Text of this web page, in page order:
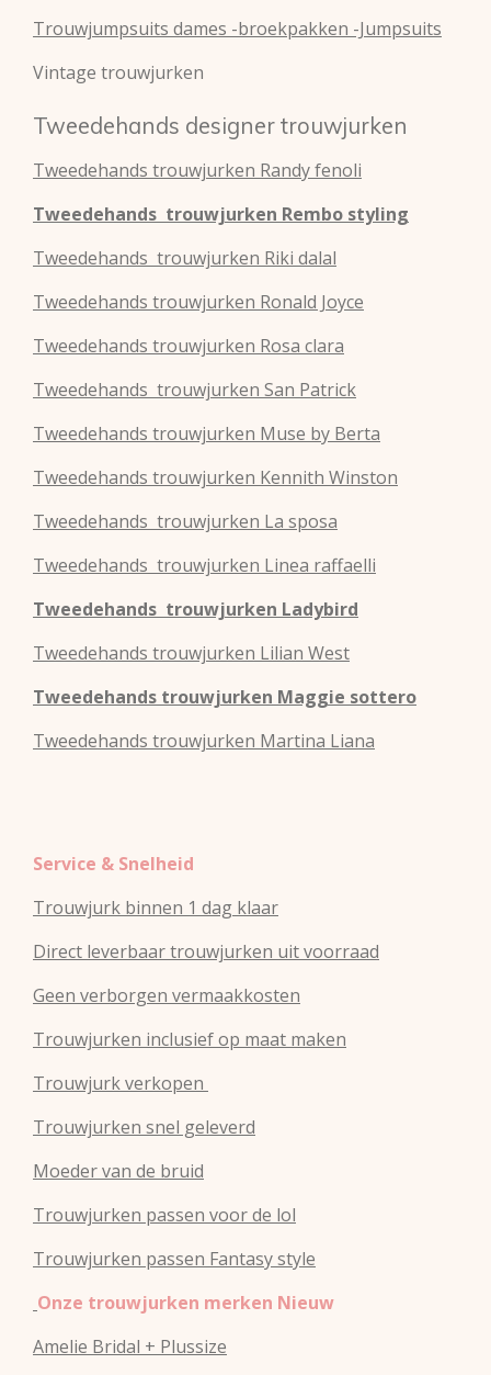
Trouwjumpsuits dames -broekpakken -Jumpsuits
Vintage trouwjurken
Tweedehands designer trouwjurken
Tweedehands trouwjurken Randy fenoli
Tweedehands trouwjurken Rembo styling
Tweedehands trouwjurken Riki dalal
Tweedehands trouwjurken Ronald Joyce
Tweedehands trouwjurken Rosa clara
Tweedehands trouwjurken San Patrick
Tweedehands trouwjurken Muse by Berta
Tweedehands trouwjurken Kennith Winston
Tweedehands trouwjurken La sposa
Tweedehands trouwjurken Linea raffaelli
Tweedehands trouwjurken Ladybird
Tweedehands trouwjurken Lilian West
Tweedehands trouwjurken Maggie sottero
Tweedehands trouwjurken Martina Liana
Service & Snelheid
Trouwjurk binnen 1 dag klaar
Direct leverbaar trouwjurken uit voorraad
Geen verborgen vermaakkosten
Trouwjurken inclusief op maat maken
Trouwjurk verkopen
Trouwjurken snel geleverd
Moeder van de bruid
Trouwjurken passen voor de lol
Trouwjurken passen Fantasy style
Onze trouwjurken merken Nieuw
Amelie Bridal + Plussize